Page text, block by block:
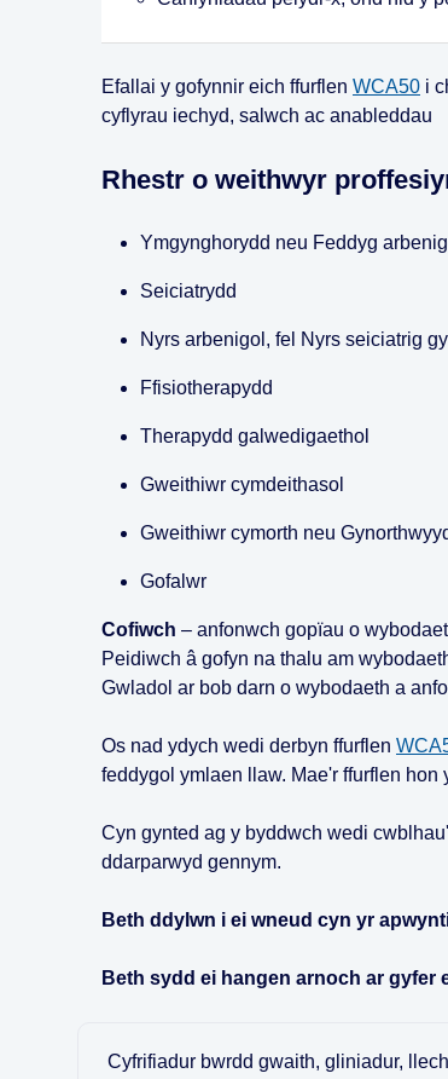
Efallai y gofynnir eich ffurflen WCA50 i
cyflyrau iechyd, salwch ac anableddau
Rhestr o weithwyr
Ymgynghorydd neu Feddyg
Seiciatrydd
Nyrs arbenigol, fel Nyrs seiciatrig
Ffisiotherapydd
Therapydd galwedigaethol
Gweithiwr cymdeithasol
Gweithiwr cymorth neu
Gofalwr
Cofiwch – anfonwch gopïau o
Peidiwch â gofyn na thalu am
Gwladol ar bob darn o wybodaeth a
Os nad ydych wedi derbyn ffurflen
feddygol ymlaen llaw. Mae'r ffurflen
Cyn gynted ag y byddwch wedi
ddarparwyd gennym.
Beth ddylwn i ei wneud cyn yr
Beth sydd ei hangen arnoch ar gyfer
Cyfrifiadur bwrdd gwaith, gliniadur,